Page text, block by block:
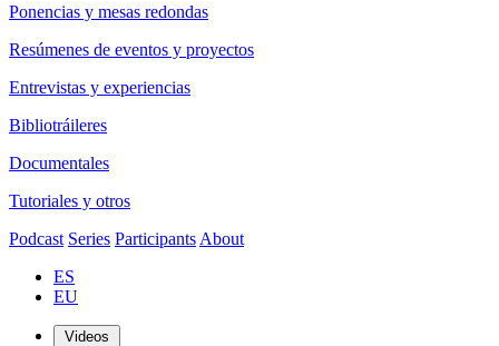
Ponencias y mesas redondas
Resúmenes de eventos y proyectos
Entrevistas y experiencias
Bibliotráileres
Documentales
Tutoriales y otros
Podcast Series Participants About
ES
EU
Videos